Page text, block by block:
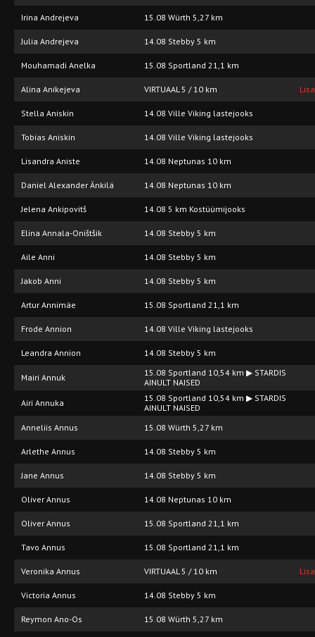
Irina Andrejeva 15.08 Würth 5,27 km
Julia Andrejeva 14.08 Stebby 5 km
Mouhamadi Anelka 15.08 Sportland 21,1 km
Alina Anikejeva VIRTUAAL 5 / 10 km
Stella Aniskin 14.08 Ville Viking lastejooks
Tobias Aniskin 14.08 Ville Viking lastejooks
Lisandra Aniste 14.08 Neptunas 10 km
Daniel Alexander Änkilä 14.08 Neptunas 10 km
Jelena Ankipovitš 14.08 5 km Kostüümijooks
Elina Annala-Oništšik 14.08 Stebby 5 km
Aile Anni 14.08 Stebby 5 km
Jakob Anni 14.08 Stebby 5 km
Artur Annimäe 15.08 Sportland 21,1 km
Frode Annion 14.08 Ville Viking lastejooks
Leandra Annion 14.08 Stebby 5 km
Mairi Annuk
15.08 Sportland 10,54 km ▶ STARDIS
AINULT NAISED
Airi Annuka
15.08 Sportland 10,54 km ▶ STARDIS
AINULT NAISED
Anneliis Annus
15.08 Würth 5,27 km
Arlethe Annus 14.08 Stebby 5 km
Jane Annus 14.08 Stebby 5 km
Oliver Annus 14.08 Neptunas 10 km
Oliver Annus 15.08 Sportland 21,1 km
Tavo Annus 15.08 Sportland 21,1 km
Veronika Annus VIRTUAAL 5 / 10 km
Victoria Annus 14.08 Stebby 5 km
Reymon Ano-Os 15.08 Würth 5,27 km